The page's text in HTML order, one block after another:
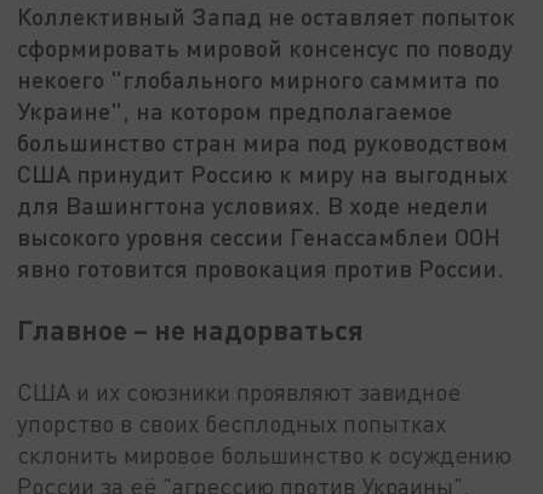
Коллективный Запад не оставляет попыток
сформировать мировой консенсус по поводу
некоего "глобального мирного саммита по
Украине", на котором предполагаемое
большинство стран мира под руководством
США принудит Россию к миру на выгодных
для Вашингтона условиях. В ходе недели
высокого уровня сессии Генассамблеи ООН
явно готовится провокация против России.
Главное – не надорваться
США и их союзники проявляют завидное
упорство в своих бесплодных попытках
склонить мировое большинство к осуждению
России за её "агрессию против Украины".